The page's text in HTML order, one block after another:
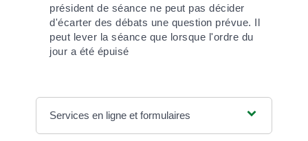
président de séance ne peut pas décider
d'écarter des débats une question prévue. Il
peut lever la séance que lorsque l'ordre du
jour a été épuisé
Services en ligne et formulaires